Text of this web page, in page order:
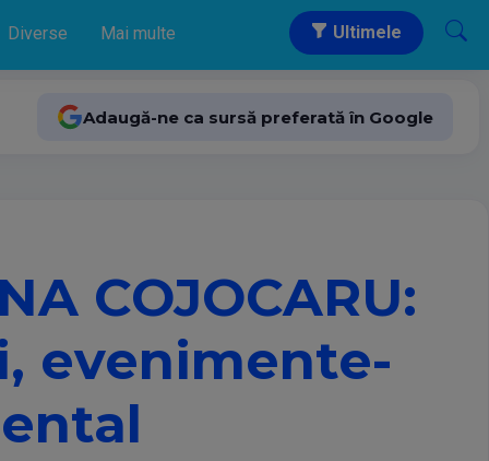
Diverse Mai multe Ultimele
Adaugă-ne ca sursă preferată în Google
COJOCARU:
evenimente-